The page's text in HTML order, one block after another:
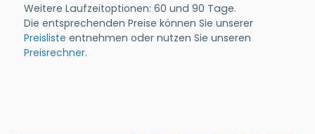
Weitere Laufzeitoptionen: 60 und 90 Tage.
Die entsprechenden Preise können Sie unserer
Preisliste entnehmen oder nutzen Sie unseren
Preisrechner.